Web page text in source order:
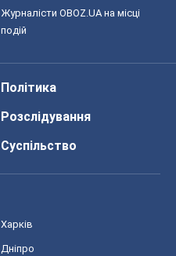
Журналісти OBOZ.UA на місці
подій
Політика
Розслідування
Суспільство
Харків
Дніпро